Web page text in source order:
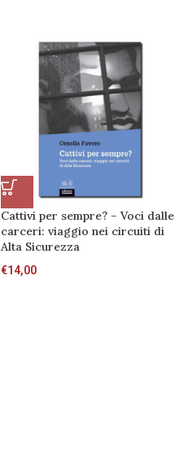
Cattivi per sempre? – Voci dalle
carceri: viaggio nei circuiti di
Alta Sicurezza
€14,00